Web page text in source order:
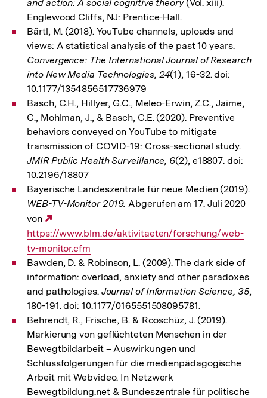
and action: A social cognitive theory(Vol. xiii).
Englewood Cliffs, NJ: Prentice-Hall.
Bärtl, M. (2018). YouTube channels, uploads and
views: A statistical analysis of the past 10 years.
Convergence: The International Journal of Research
into New Media Technologies, 24(1), 16-32. doi:
10.1177/1354856517736979
Basch, C.H., Hillyer, G.C., Meleo-Erwin, Z.C., Jaime,
C., Mohlman, J., & Basch, C.E. (2020). Preventive
behaviors conveyed on YouTube to mitigate
transmission of COVID-19: Cross-sectional study.
JMIR Public Health Surveillance, 6(2), e18807. doi:
10.2196/18807
Bayerische Landeszentrale für neue Medien (2019).
WEB-TV-Monitor 2019. Abgerufen am 17. Juli 2020
von
Link:
https://www.blm.de/aktivitaeten/forschung/web-
tv-monitor.cfm
Bawden, D. & Robinson, L. (2009). The dark side of
information: overload, anxiety and other paradoxes
and pathologies. Journal of Information Science, 35,
180-191. doi: 10.1177/0165551508095781.
Behrendt, R., Frische, B. & Rooschüz, J. (2019).
Markierung von geflüchteten Menschen in der
Bewegtbildarbeit – Auswirkungen und
Schlussfolgerungen für die medienpädagogische
Arbeit mit Webvideo. In Netzwerk
Bewegtbildung.net & Bundeszentrale für politische